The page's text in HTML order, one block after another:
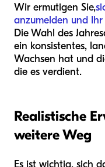
Wir ermutigen Sie,
anzumelden und
Die Wahl des
ein konsistentes,
Wachsen hat und
die es verdient.
Realistische
weitere Weg
Es ist wichtig, sich